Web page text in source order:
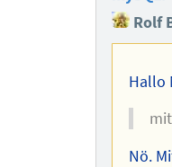
Rolf
Hallo
Nö.